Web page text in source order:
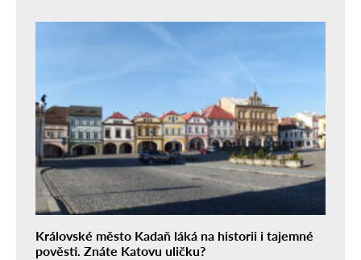
Královské město Kadaň láká na historii i tajemné
pověsti. Znáte Katovu uličku?